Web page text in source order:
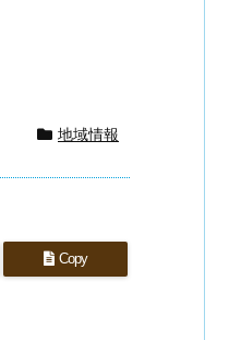
地域情報
Copy